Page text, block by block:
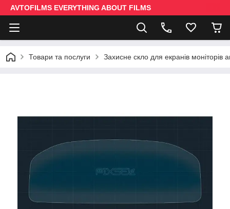
AVTOFILMS EVERYTHING ABOUT FILMS
Товари та послуги Захисне скло для екранів моніторів